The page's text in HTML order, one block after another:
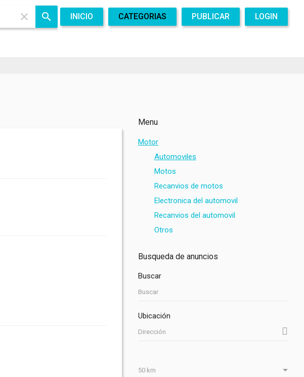
INICIO CATEGORIAS PUBLICAR LOGIN
Menu
Motor
Automoviles
Motos
Recanvios de motos
Electronica del automovil
Recanvios del automovil
Otros
Busqueda de anuncios
Buscar
Ubicación